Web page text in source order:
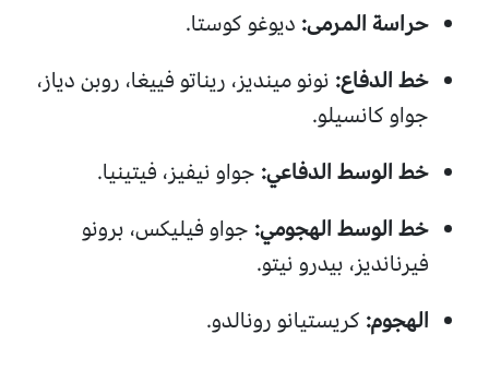
حراسة المرمى: ديوغو كوستا.
خط الدفاع: نونو مينديز، ريناتو فييغا، روبن دياز،
جواو كانسيلو.
خط الوسط الدفاعي: جواو نيفيز، فيتينيا.
خط الوسط الهجومي: جواو فيليكس، برونو
فيرنانديز، بيدرو نيتو.
الهجوم: كريستيانو رونالدو.